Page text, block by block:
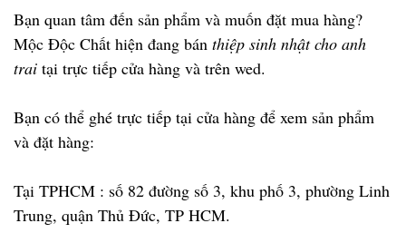
Bạn quan tâm đến sản phẩm và muốn đặt mua hàng?
Mộc Độc Chất hiện đang bán thiệp sinh nhật cho anh
trai tại trực tiếp cửa hàng và trên wed.
Bạn có thể ghé trực tiếp tại cửa hàng để xem sản phẩm
và đặt hàng:
Tại TPHCM : số 82 đường số 3, khu phố 3, phường Linh
Trung, quận Thủ Đức, TP HCM.